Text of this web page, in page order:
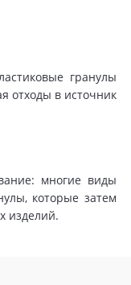
гранулы
отходы в источник
многие виды
которые затем
изделий.